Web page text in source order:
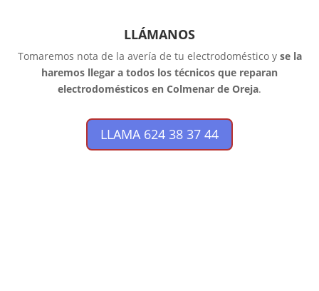
LLÁMANOS
Tomaremos nota de la avería de tu electrodoméstico y se la
haremos llegar a todos los técnicos que reparan
electrodomésticos en Colmenar de Oreja.
LLAMA 624 38 37 44